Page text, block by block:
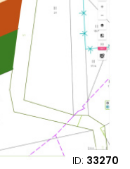
ID: 33270